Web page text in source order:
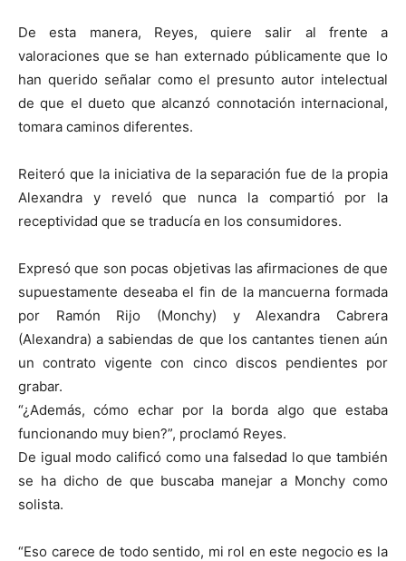
De esta manera, Reyes, quiere salir al frente a
valoraciones que se han externado públicamente que lo
han querido señalar como el presunto autor intelectual
de que el dueto que alcanzó connotación internacional,
tomara caminos diferentes.
Reiteró que la iniciativa de la separación fue de la propia
Alexandra y reveló que nunca la compartió por la
receptividad que se traducía en los consumidores.
Expresó que son pocas objetivas las afirmaciones de que
supuestamente deseaba el fin de la mancuerna formada
por Ramón Rijo (Monchy) y Alexandra Cabrera
(Alexandra) a sabiendas de que los cantantes tienen aún
un contrato vigente con cinco discos pendientes por
grabar.
“¿Además, cómo echar por la borda algo que estaba
funcionando muy bien?”, proclamó Reyes.
De igual modo calificó como una falsedad lo que también
se ha dicho de que buscaba manejar a Monchy como
solista.
“Eso carece de todo sentido, mi rol en este negocio es la